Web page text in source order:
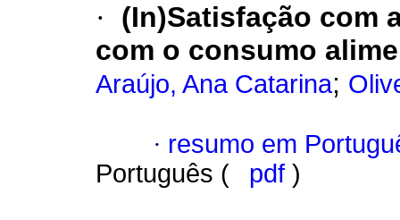
·
(In)Satisfação com
com o consumo
Araújo, Ana Catarina;
· resumo em
Português (
pdf )